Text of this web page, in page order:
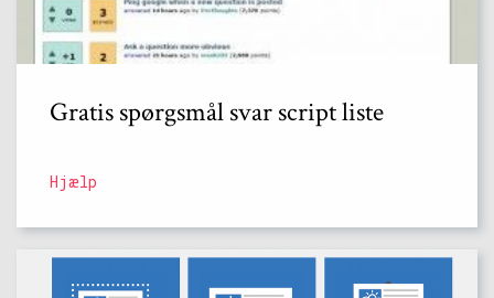
Gratis spørgsmål svar script liste
Hjælp